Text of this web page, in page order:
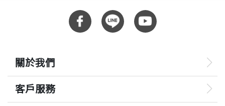
關於我們
客戶服務